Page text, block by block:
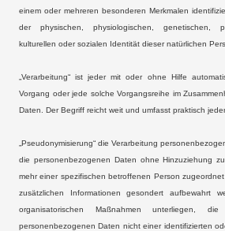
einem oder mehreren besonderen Merkmalen
der physischen, physiologischen, genetischen,
kulturellen oder sozialen Identität dieser natürlichen
„Verarbeitung“ ist jeder mit oder ohne Hilfe
Vorgang oder jede solche Vorgangsreihe im
Daten. Der Begriff reicht weit und umfasst praktisch
„Pseudonymisierung“ die Verarbeitung
die personenbezogenen Daten ohne Hinzuziehung
mehr einer spezifischen betroffenen Person
zusätzlichen Informationen gesondert aufbewahrt
organisatorischen Maßnahmen unterliegen,
personenbezogenen Daten nicht einer identifizierten